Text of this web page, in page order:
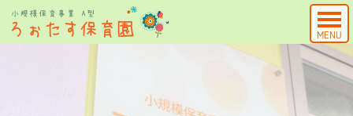
MENU